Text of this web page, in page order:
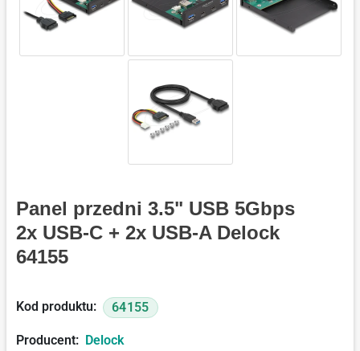
Panel przedni 3.5" USB 5Gbps
2x USB-C + 2x USB-A Delock
64155
Kod produktu: 64155
Producent: Delock